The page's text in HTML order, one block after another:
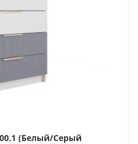
(Белый/Серый